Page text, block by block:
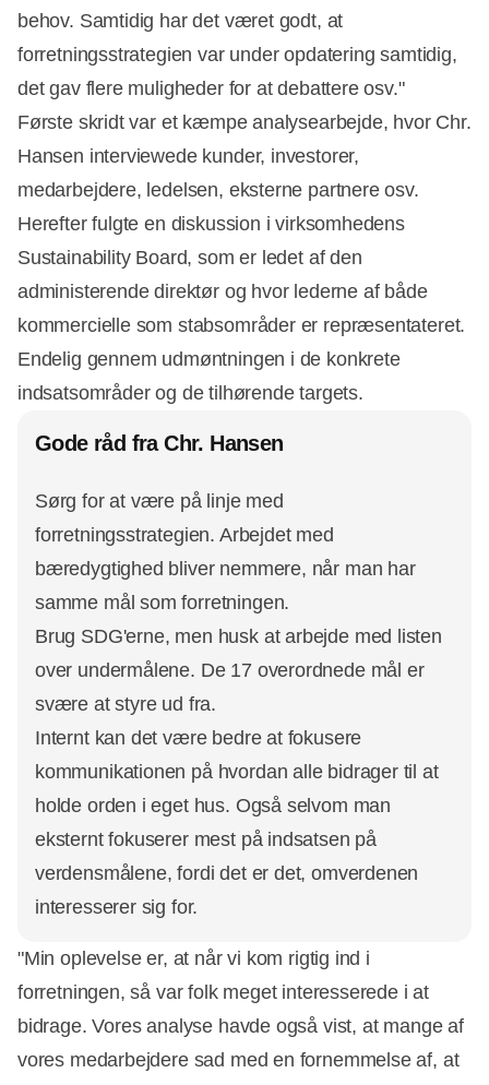
behov. Samtidig har det været godt, at
forretningsstrategien var under opdatering samtidig,
det gav flere muligheder for at debattere osv."
Første skridt var et kæmpe analysearbejde, hvor Chr.
Hansen interviewede kunder, investorer,
medarbejdere, ledelsen, eksterne partnere osv.
Herefter fulgte en diskussion i virksomhedens
Sustainability Board, som er ledet af den
administerende direktør og hvor lederne af både
kommercielle som stabsområder er repræsentateret.
Endelig gennem udmøntningen i de konkrete
indsatsområder og de tilhørende targets.
Gode råd fra Chr. Hansen
Sørg for at være på linje med
forretningsstrategien. Arbejdet med
bæredygtighed bliver nemmere, når man har
samme mål som forretningen.
Brug SDG'erne, men husk at arbejde med listen
over undermålene. De 17 overordnede mål er
svære at styre ud fra.
Internt kan det være bedre at fokusere
kommunikationen på hvordan alle bidrager til at
holde orden i eget hus. Også selvom man
eksternt fokuserer mest på indsatsen på
verdensmålene, fordi det er det, omverdenen
interesserer sig for.
"Min oplevelse er, at når vi kom rigtig ind i
forretningen, så var folk meget interesserede i at
bidrage. Vores analyse havde også vist, at mange af
vores medarbejdere sad med en fornemmelse af, at